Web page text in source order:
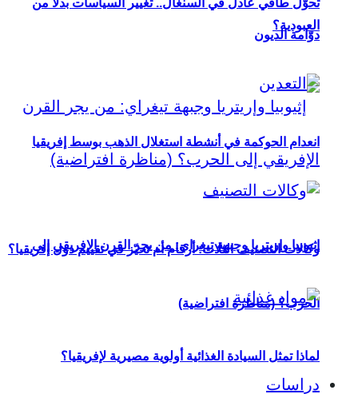
العبودية؟
إثيوبيا وإريتريا وجبهة تيغراي: من يجر القرن الإفريقي إلى
الحرب؟ (مناظرة افتراضية)
دراسات
تحوُّل طاقي عادل في السنغال.. تغيير السياسات بدلاً من
دوّامة الديون
انعدام الحوكمة في أنشطة استغلال الذهب بوسط إفريقيا
وكالات التصنيف الثلاث: أرقام أم تحيّز في تقييم دول إفريقيا؟
لماذا تمثل السيادة الغذائية أولوية مصيرية لإفريقيا؟